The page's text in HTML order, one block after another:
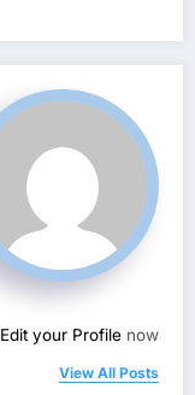
Edit your Profile now.
View All Posts